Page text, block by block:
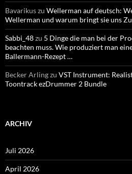
Bavarikuszu Wellerman auf deutsch:
Wellerman und warum bringt sie uns
Sabbi_48zu 5 Dinge die man bei der
beachten muss. Wie produziert man
Ballermann-Rezept …
Becker Arlingzu VST Instrument:
Toontrack ezDrummer 2 Bundle
ARCHIV
Juli 2026
April 2026